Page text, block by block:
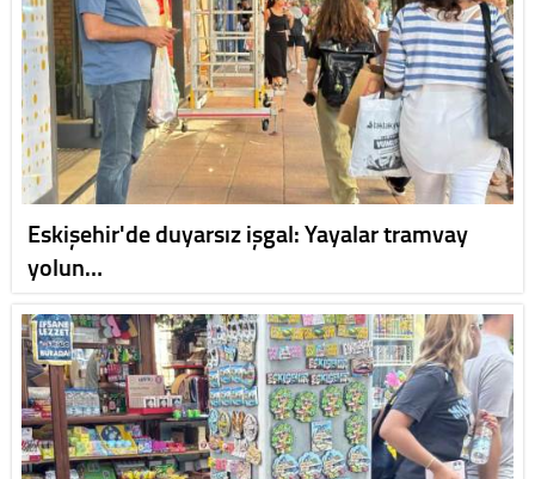
Eskişehir'de duyarsız işgal: Yayalar tramvay
yolun…